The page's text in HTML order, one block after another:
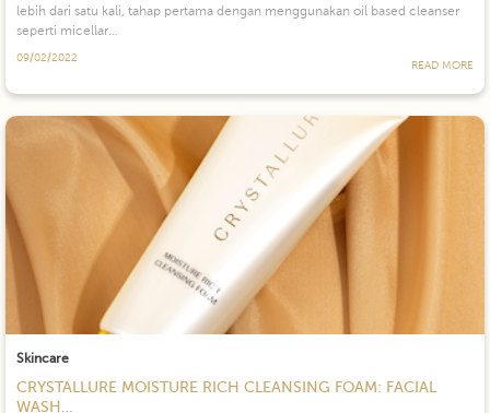
lebih dari satu kali, tahap pertama dengan menggunakan oil based cleanser
seperti micellar…
09/02/2022
READ MORE
Skincare
CRYSTALLURE MOISTURE RICH CLEANSING FOAM: FACIAL
WASH…